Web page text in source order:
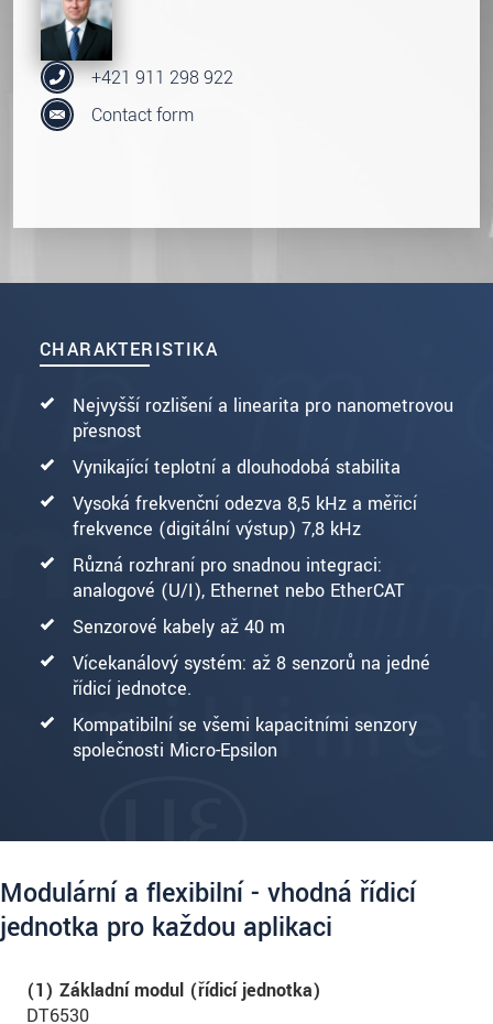
CHARAKTERISTIKA
Nejvyšší rozlišení a linearita pro nanometrovou
přesnost
Vynikající teplotní a dlouhodobá stabilita
Vysoká frekvenční odezva 8,5 kHz a měřicí
frekvence (digitální výstup) 7,8 kHz
Různá rozhraní pro snadnou integraci:
analogové (U/I), Ethernet nebo EtherCAT
Senzorové kabely až 40 m
Vícekanálový systém: až 8 senzorů na jedné
řídicí jednotce.
Kompatibilní se všemi kapacitními senzory
společnosti Micro-Epsilon
+421 911 298 922
Contact form
Modulární a flexibilní - vhodná řídicí
jednotka pro každou aplikaci
(1) Základní modul (řídicí jednotka)
DT6530